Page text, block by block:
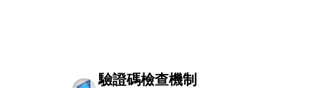
驗證碼檢查機制